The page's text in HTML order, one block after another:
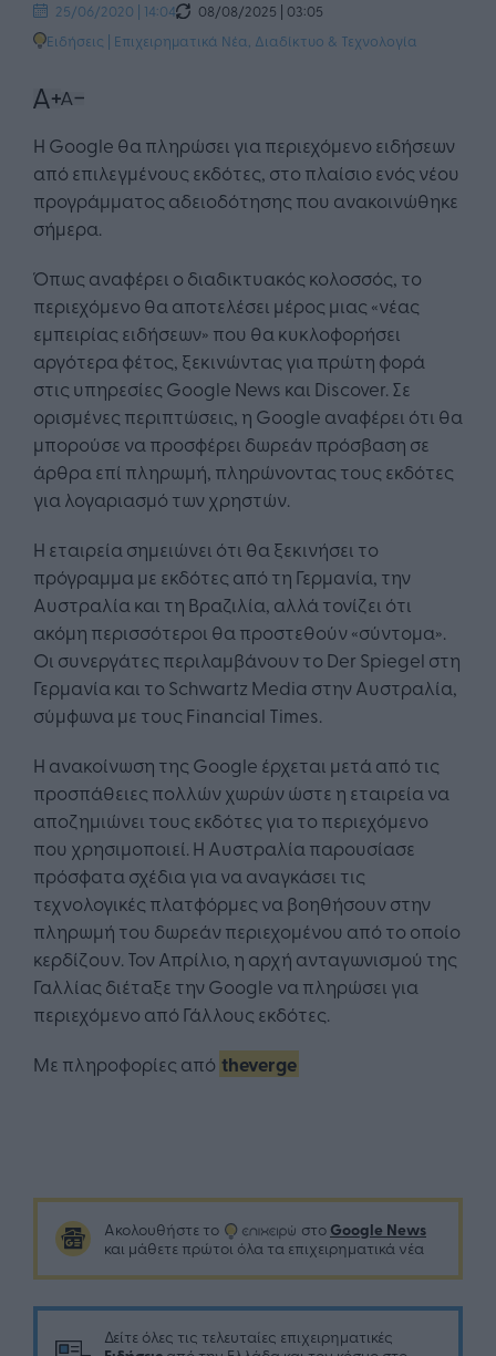
25/06/2020 | 14:04
08/08/2025 | 03:05
Ειδήσεις | Επιχειρηματικά Νέα Διαδίκτυο & Τεχνολογία
Η Google θα πληρώσει για περιεχόμενο ειδήσεων
από επιλεγμένους εκδότες, στο πλαίσιο ενός νέου
προγράμματος αδειοδότησης που ανακοινώθηκε
σήμερα.
Όπως αναφέρει ο διαδικτυακός κολοσσός, το
περιεχόμενο θα αποτελέσει μέρος μιας «νέας
εμπειρίας ειδήσεων» που θα κυκλοφορήσει
αργότερα φέτος, ξεκινώντας για πρώτη φορά
στις υπηρεσίες Google News και Discover. Σε
ορισμένες περιπτώσεις, η Google αναφέρει ότι θα
μπορούσε να προσφέρει δωρεάν πρόσβαση σε
άρθρα επί πληρωμή, πληρώνοντας τους εκδότες
για λογαριασμό των χρηστών.
Η εταιρεία σημειώνει ότι θα ξεκινήσει το
πρόγραμμα με εκδότες από τη Γερμανία, την
Αυστραλία και τη Βραζιλία, αλλά τονίζει ότι
ακόμη περισσότεροι θα προστεθούν «σύντομα».
Οι συνεργάτες περιλαμβάνουν το Der Spiegel στη
Γερμανία και το Schwartz Media στην Αυστραλία,
σύμφωνα με τους Financial Times.
Η ανακοίνωση της Google έρχεται μετά από τις
προσπάθειες πολλών χωρών ώστε η εταιρεία να
αποζημιώνει τους εκδότες για το περιεχόμενο
που χρησιμοποιεί. Η Αυστραλία παρουσίασε
πρόσφατα σχέδια για να αναγκάσει τις
τεχνολογικές πλατφόρμες να βοηθήσουν στην
πληρωμή του δωρεάν περιεχομένου από το οποίο
κερδίζουν. Τον Απρίλιο, η αρχή ανταγωνισμού της
Γαλλίας διέταξε την Google να πληρώσει για
περιεχόμενο από Γάλλους εκδότες.
Με πληροφορίες από theverge
Ακολουθήστε το στο Google News
και μάθετε πρώτοι όλα τα επιχειρηματικά νέα
Δείτε όλες τις τελευταίες επιχειρηματικές